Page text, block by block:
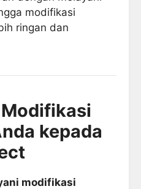
modifikasi
ringan dan
kepada
modifikasi